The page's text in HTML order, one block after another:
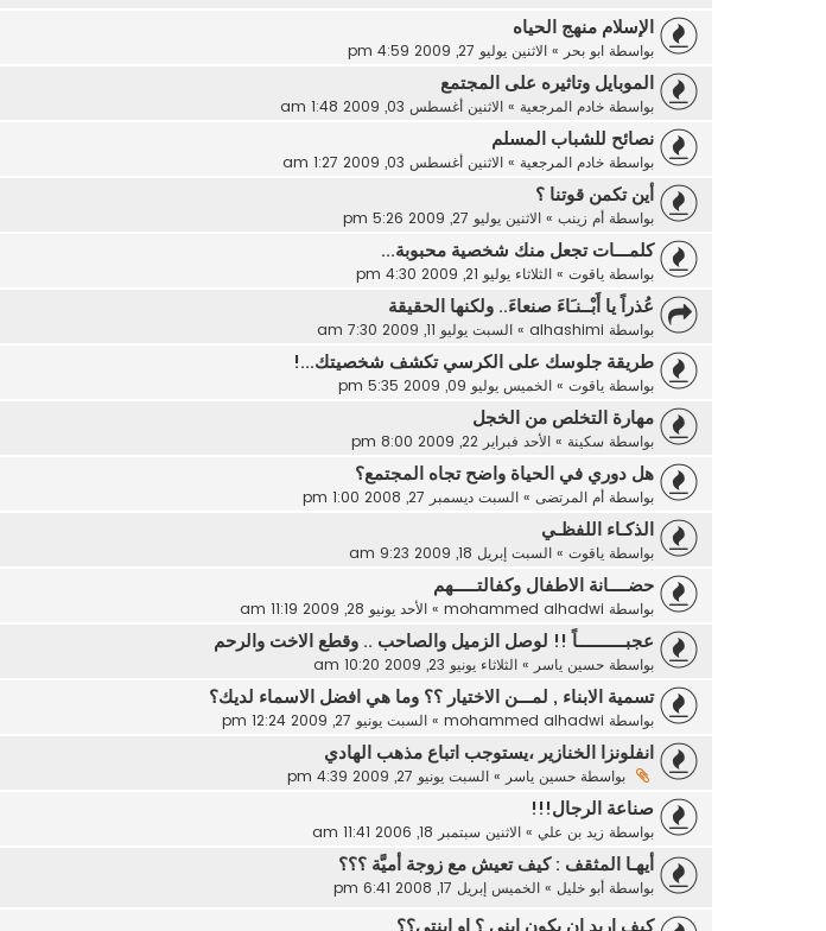
الإسلام منهج الحياه
بواسطة ابو بحر » الاثنين يوليو 27, 2009 4:59 pm
الموبايل وتاثيره على المجتمع
بواسطة خادم المرجعية » الاثنين أغسطس 03, 2009 1:48 am
نصائح للشباب المسلم
بواسطة خادم المرجعية » الاثنين أغسطس 03, 2009 1:27 am
أين تكمن قوتنا ؟
بواسطة أم زينب » الاثنين يوليو 27, 2009 5:26 pm
كلمـــات تجعل منك شخصية محبوبة...
بواسطة ياقوت » الثلاثاء يوليو 21, 2009 4:30 pm
عُذراً‮ ‬يا‮ ‬أَبْــنـَاءَ‮ ‬صنعاءَ‮.. ‬ولكنها‮ ‬الحقيقة
بواسطة alhashimi
» السبت يوليو 11, 2009 7:30 am
طريقة جلوسك على الكرسي تكشف شخصيتك...!
بواسطة ياقوت » الخميس يوليو 09, 2009 5:35 pm
مهارة التخلص من الخجل
بواسطة سكينة » الأحد فبراير 22, 2009 8:00 pm
هل دوري في الحياة واضح تجاه المجتمع؟
بواسطة أم المرتضى » السبت ديسمبر 27, 2008 1:00 pm
الذكـاء اللفظـي
بواسطة ياقوت » السبت إبريل 18, 2009 9:23 am
حضــــانة الاطفال وكفالتـــــهم
بواسطة mohammed alhadwi
» الأحد يونيو 28, 2009 11:19 am
عجبــــــــــاً !! لوصل الزميل والصاحب .. وقطع الاخت والرحم
بواسطة حسين ياسر » الثلاثاء يونيو 23, 2009 10:20 am
تسمية الابناء , لمـــن الاختيار ؟؟ وما هي افضل الاسماء لديك؟
بواسطة mohammed alhadwi
» السبت يونيو 27, 2009 12:24 pm
انفلونزا الخنازير ،يستوجب اتباع مذهب الهادي
بواسطة حسين ياسر » السبت يونيو 27, 2009 4:39 pm
صناعة الرجال!!!
بواسطة زيد بن علي » الاثنين سبتمبر 18, 2006 11:41 am
أيهـا المثقف : كيف تعيش مع زوجة أميَّة ؟؟؟
بواسطة أبو خليل » الخميس إبريل 17, 2008 6:41 pm